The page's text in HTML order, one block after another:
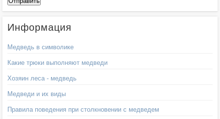
Информация
Медведь в символике
Какие трюки выполняют медведи
Хозяин леса - медведь
Медведи и их виды
Правила поведения при столкновении с медведем